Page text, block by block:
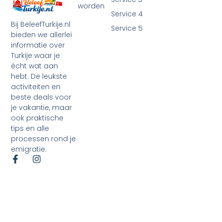
Bij BeleefTurkije.nl
bieden we allerlei
informatie over
Turkije waar je
écht wat aan
hebt. De leukste
activiteiten en
beste deals voor
je vakantie, maar
ook praktische
tips en alle
processen rond je
emigratie.
Service 4
Service 5
worden